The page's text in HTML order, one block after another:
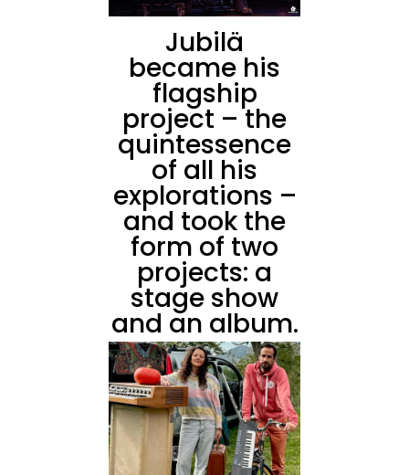
Jubilä
became his
flagship
project – the
quintessence
of all his
explorations –
and took the
form of two
projects: a
stage show
and an album.